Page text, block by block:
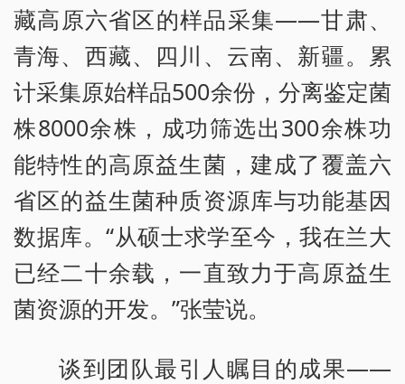
藏高原六省区的样品采集——甘肃、
青海、西藏、四川、云南、新疆。累
计采集原始样品500余份，分离鉴定菌
株8000余株，成功筛选出300余株功
能特性的高原益生菌，建成了覆盖六
省区的益生菌种质资源库与功能基因
数据库。“从硕士求学至今，我在兰大
已经二十余载，一直致力于高原益生
菌资源的开发。”张莹说。
谈到团队最引人瞩目的成果——